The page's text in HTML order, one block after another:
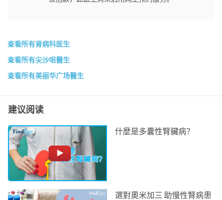
查看所有肾病科医生
查看所有尖沙咀醫生
查看所有美丽华广场醫生
建议阅读
什麼是多囊性腎臟病？
選對奧米加三 助慢性腎病患